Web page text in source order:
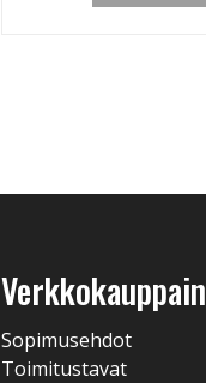
Sopimusehdot
Toimitustavat